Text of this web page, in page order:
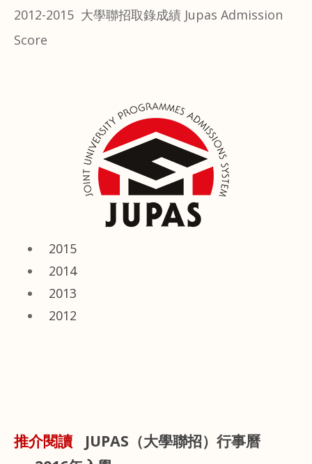
2012-2015 大學聯招取錄成績 Jupas Admission
Score
2015
2014
2013
2012
推介閱讀
JUPAS（大學聯招）行事曆